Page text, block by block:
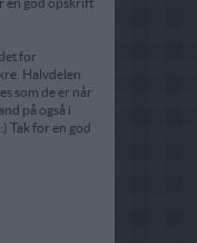
for
Halvdelen
som de er når
på også i
Tak for en god